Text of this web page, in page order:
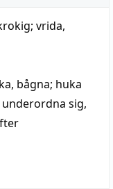
; vrida,
, bågna; huka
underordna sig,